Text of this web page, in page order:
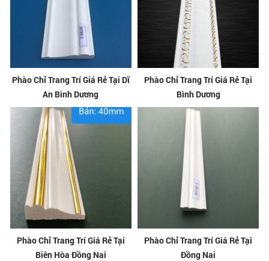
Phào Chỉ Trang Trí Giá Rẻ Tại Dĩ
An Bình Dương
Phào Chỉ Trang Trí Giá Rẻ Tại
Bình Dương
Phào Chỉ Trang Trí Giá Rẻ Tại
Biên Hòa Đồng Nai
Phào Chỉ Trang Trí Giá Rẻ Tại
Đồng Nai